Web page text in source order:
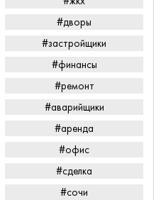
#дворы
#застройщики
#финансы
#ремонт
#аварийщики
#аренда
#офис
#сделка
#сочи